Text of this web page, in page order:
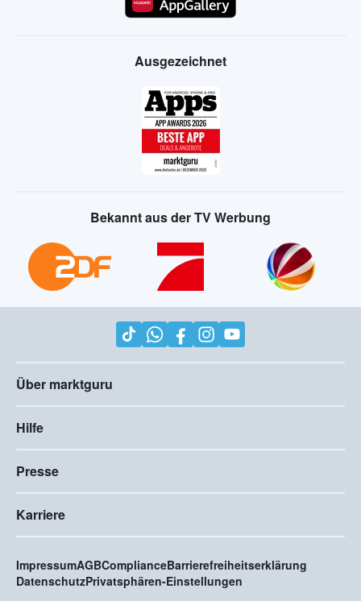
Ausgezeichnet
Bekannt aus der TV Werbung
Über marktguru
Hilfe
Presse
Karriere
ImpressumAGBComplianceBarrierefreiheitserklärung
DatenschutzPrivatsphären-Einstellungen